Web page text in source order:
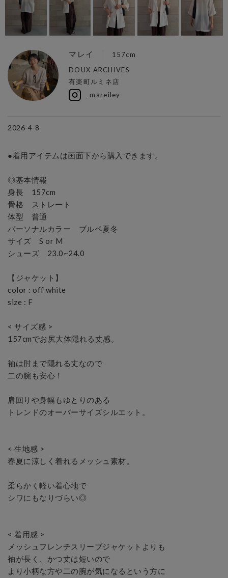
有楽町ルミネ店
マレイ
157cm
DOUX ARCHIVES
_mareiley
2026-4-8
●着用アイテムは画面下から購入できます。
◎基本情報
身長　157cm
骨格　ストレート
体型　普通
パーソナルカラー　ブルベ夏冬
サイズ　S or M
シューズ　23.0~24.0
【ジャケット】
color : off white
size : F
< サイズ感 >
157cmでお尻大体隠れる丈感。
袖は肘まで隠れる丈なので
二の腕も安心！
肩回りや身幅もゆとりのある
トレンドのオーバーサイズシルエット。
< 生地感 >
春夏に涼しく着れるメッシュ素材。
柔らかく軽い着心地で
シワにもなりづらい◎
< 着用感 >
メッシュフレンチスリーブジャケットよりも
袖が長く、かつ丈は短いので
より小柄な方や二の腕が気になるという方に